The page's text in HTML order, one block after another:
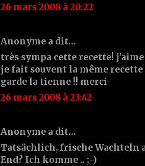
26 mars 2008 à 20:22
Anonyme a dit…
très sympa cette recette!
je fait souvent la même
garde la tienne !! merci
26 mars 2008 à 23:42
Anonyme a dit…
Tatsächlich, frische Wachteln
End? Ich komme .. ;-)